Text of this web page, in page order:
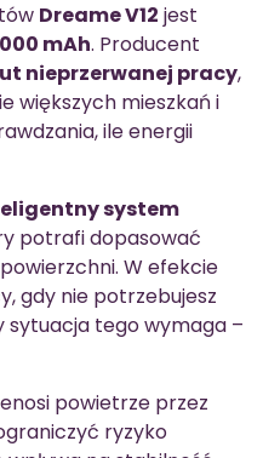
Dreame V12 jest
mAh. Producent
nieprzerwanej pracy,
większych mieszkań i
ile energii
system
potrafi dopasować
W efekcie
gdy nie potrzebujesz
sytuacja tego wymaga –
powietrze przez
ryzyko